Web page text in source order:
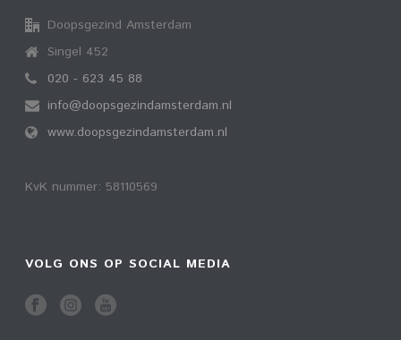
Doopsgezind Amsterdam
Singel 452
020 - 623 45 88
info@doopsgezindamsterdam.nl
www.doopsgezindamsterdam.nl
KvK nummer: 58110569
VOLG ONS OP SOCIAL MEDIA